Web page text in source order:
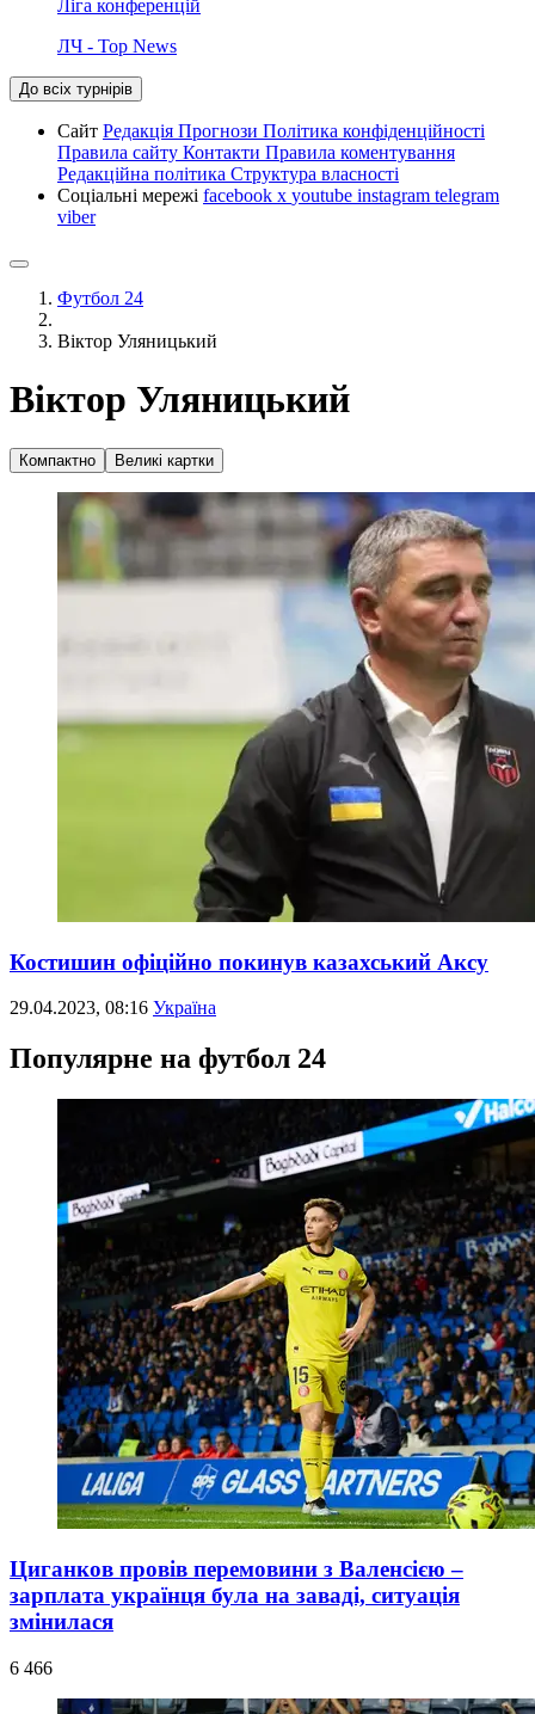
Ліга конференцій
ЛЧ - Top News
До всіх турнірів
Сайт Редакція Прогнози Політика конфіденційності
Правила сайту Контакти Правила коментування
Редакційна політика Структура власності
Соціальні мережі facebook x youtube instagram telegram
viber
Футбол 24
Віктор Уляницький
Віктор Уляницький
Компактно Великі картки
Костишин офіційно покинув казахський Аксу
29.04.2023, 08:16 Україна
Популярне на футбол 24
Циганков провів перемовини з Валенсією –
зарплата українця була на заваді, ситуація
змінилася
6 466